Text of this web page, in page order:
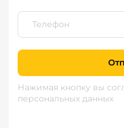
Нажимая кнопку вы
персональных данных